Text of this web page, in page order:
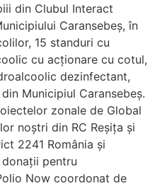
din Clubul Interact
Caransebeș, în
15 standuri cu
cu acționare cu cotul,
dezinfectant,
Municipiul Caransebeș.
zonale de Global
noștri din RC Reșița și
2241 România și
pentru
Now coordonat de